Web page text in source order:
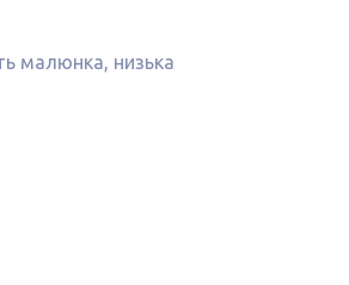
малюнка, низька